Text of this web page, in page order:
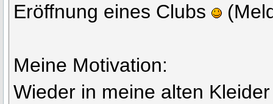
Eröffnung eines Clubs
Meine Motivation:
Wieder in meine alten